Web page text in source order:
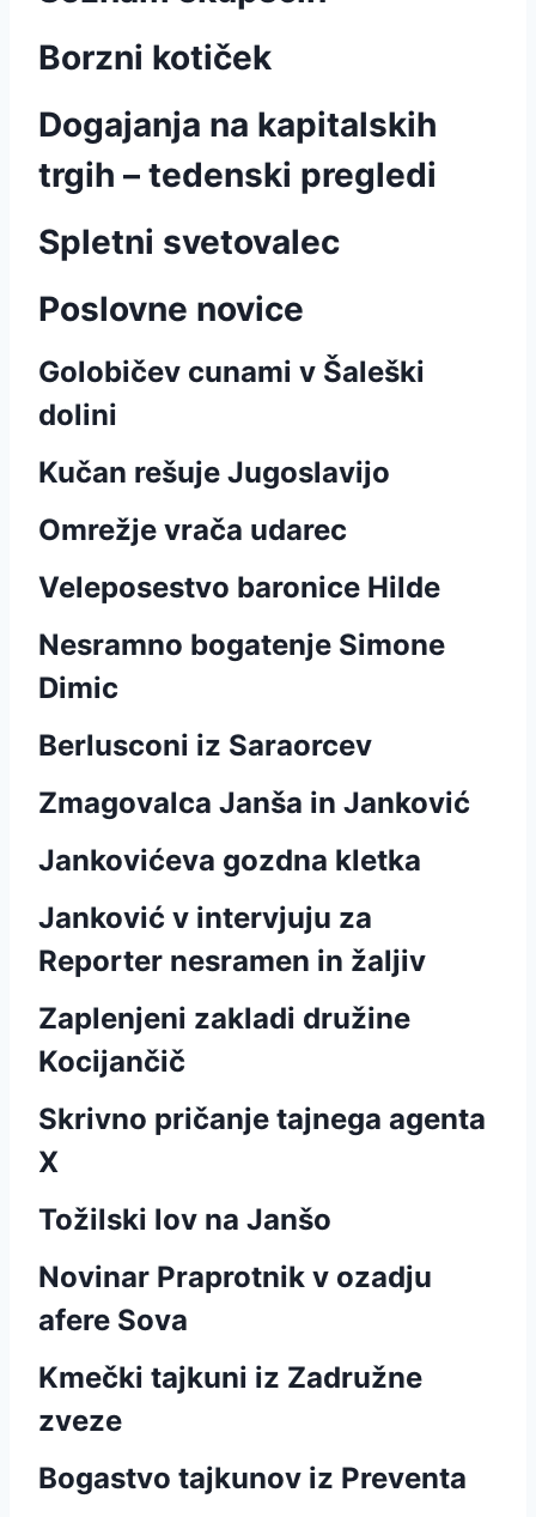
Borzni kotiček
Dogajanja na kapitalskih
trgih – tedenski pregledi
Spletni svetovalec
Poslovne novice
Golobičev cunami v Šaleški
dolini
Kučan rešuje Jugoslavijo
Omrežje vrača udarec
Veleposestvo baronice Hilde
Nesramno bogatenje Simone
Dimic
Berlusconi iz Saraorcev
Zmagovalca Janša in Janković
Jankovićeva gozdna kletka
Janković v intervjuju za
Reporter nesramen in žaljiv
Zaplenjeni zakladi družine
Kocijančič
Skrivno pričanje tajnega agenta
X
Tožilski lov na Janšo
Novinar Praprotnik v ozadju
afere Sova
Kmečki tajkuni iz Zadružne
zveze
Bogastvo tajkunov iz Preventa